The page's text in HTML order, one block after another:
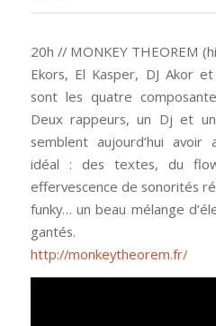
20h // MONKEY THEOREM
Ekors, El Kasper, DJ Akor
sont les quatre
Deux rappeurs, un Dj et
semblent aujourd’hui avoir
idéal : des textes, du
effervescence de sonorités
funky… un beau mélange
gantés.
http://monkeytheorem.fr/